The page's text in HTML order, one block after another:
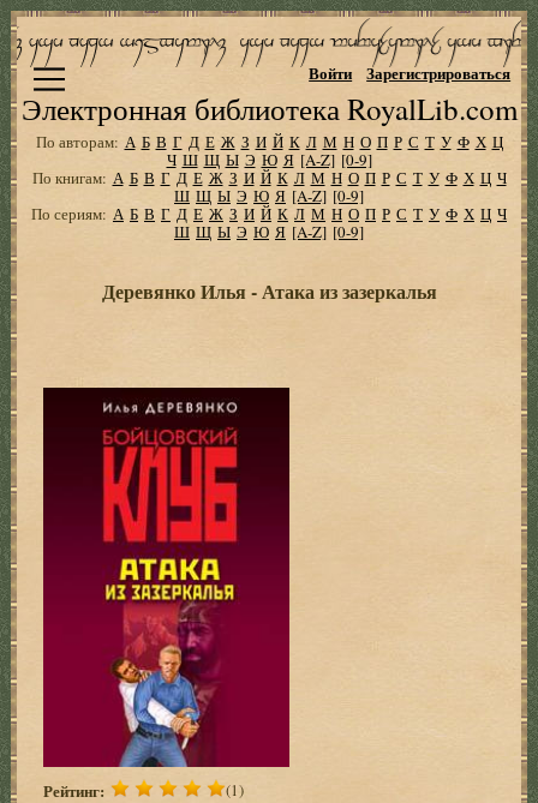
Электронная библиотека RoyalLib.com
Войти Зарегистрироваться
По авторам: А Б В Г Д Е Ж З И Й К Л М Н О П Р С Т У Ф Х Ц
Ч Ш Щ Ы Э Ю Я [A-Z] [0-9]
По книгам: А Б В Г Д Е Ж З И Й К Л М Н О П Р С Т У Ф Х Ц Ч
Ш Щ Ы Э Ю Я [A-Z] [0-9]
По сериям: А Б В Г Д Е Ж З И Й К Л М Н О П Р С Т У Ф Х Ц Ч
Ш Щ Ы Э Ю Я [A-Z] [0-9]
Деревянко Илья - Атака из зазеркалья
Рейтинг: (1)